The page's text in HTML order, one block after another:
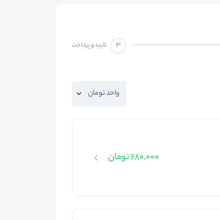
3 تایید و پرداخت
680,000 تومان